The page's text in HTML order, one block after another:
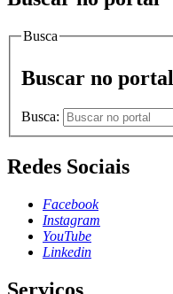
Busca
Buscar no portal
Busca:
Redes Sociais
Facebook
Instagram
YouTube
Linkedin
Serviços